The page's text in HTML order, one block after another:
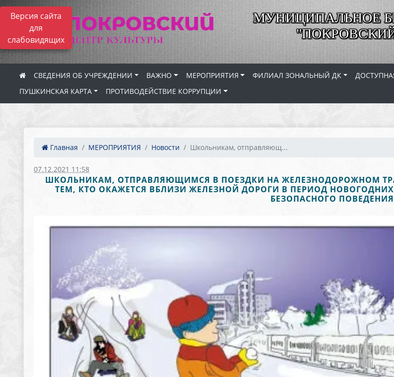
Версия сайта
для
слабовидящих
МУНИЦИПАЛЬНОЕ
СВЕДЕНИЯ ОБ УЧРЕЖДЕНИИ ВАЖНО МЕРОПРИЯТИЯ ФИЛИАЛ ЗОНАЛЬНЫЙ ДК
ПУШКИНСКАЯ КАРТА
ПРОТИВОДЕЙСТВИЕ КОРРУПЦИИ
Главная МЕРОПРИЯТИЯ Новости Школьникам, отправляющ...
07.12.2021 11:58
ШКОЛЬНИКАМ, ОТПРАВЛЯЮЩИМСЯ В ПОЕЗДКИ НА ЖЕЛЕЗНОДОРОЖНОМ
ТЕМ, КТО ОКАЖЕТСЯ ВБЛИЗИ ЖЕЛЕЗНОЙ ДОРОГИ В ПЕРИОД
БЕЗОПАСНОГО